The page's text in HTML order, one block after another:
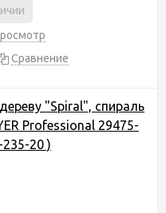
Сравнение
"Spiral", спираль
Professional 29475-
20 )